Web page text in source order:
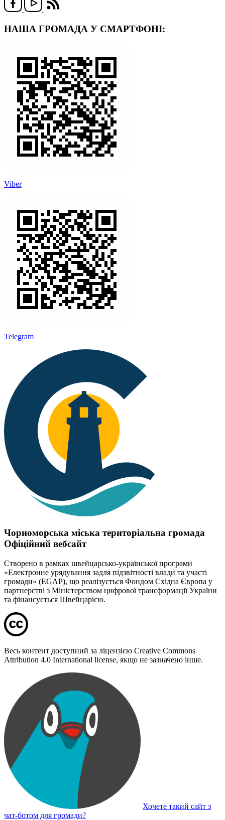
НАША ГРОМАДА У СМАРТФОНІ:
Viber
Telegram
Чорноморська міська територіальна громада
Офіційний вебсайт
Створено в рамках швейцарсько-української програми
«Електронне урядування задля підзвітності влади та участі
громади» (EGAP), що реалізується Фондом Східна Європа у
партнерстві з Міністерством цифрової трансформації України
та фінансується Швейцарією.
Весь контент доступний за ліцензією Creative Commons
Attribution 4.0 International license, якщо не зазначено інше.
Хочете такий сайт з
чат-ботом для громади?